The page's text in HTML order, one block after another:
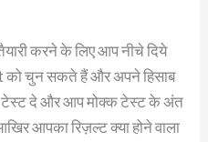
करने के लिए आप नीचे दिये
को चुन सकते हैं और अपने हिसाब
टेस्ट दे और आप मोक्क टेस्ट के अंत
आपका रिज़ल्ट क्या होने वाला